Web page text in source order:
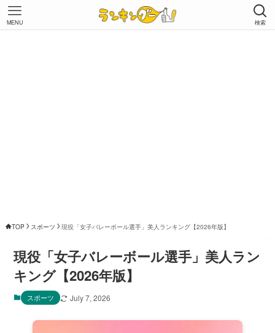
検索
MENU
TOP スポーツ 現役「女子バレーボール選手」美人ランキング【2026年版】
現役「女子バレーボール選手」美人ラン
キング【2026年版】
スポーツ July 7, 2026